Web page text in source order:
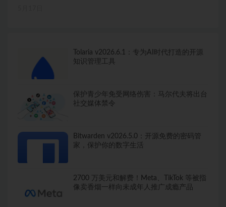
Tolaria v2026.6.1：专为AI时代打造的开源
知识管理工具
保护青少年免受网络伤害：马尔代夫将出台
社交媒体禁令
Bitwarden v2026.5.0：开源免费的密码管
家，保护你的数字生活
2700 万美元和解费！Meta、TikTok 等被指
像卖香烟一样向未成年人推广成瘾产品